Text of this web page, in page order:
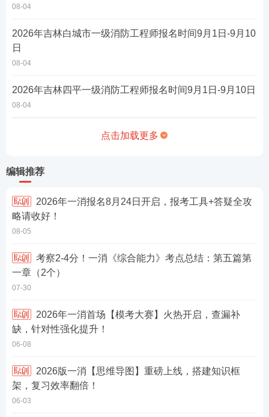
08-04
2026年吉林白城市一级消防工程师报名时间9月1日-9月10
日
08-04
2026年吉林四平一级消防工程师报名时间9月1日-9月10日
08-04
点击加载更多
编辑推荐
略请收好！
08-05
一章（2个）
07-30
缺，针对性强化提升！
06-08
架，复习效率翻倍！
06-03